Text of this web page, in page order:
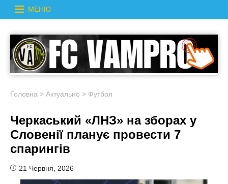
МЕНЮ
Головна > Актуально > Футбол
Черкаський «ЛНЗ» на зборах у
Словенії планує провести 7
спарингів
21 Червня, 2026